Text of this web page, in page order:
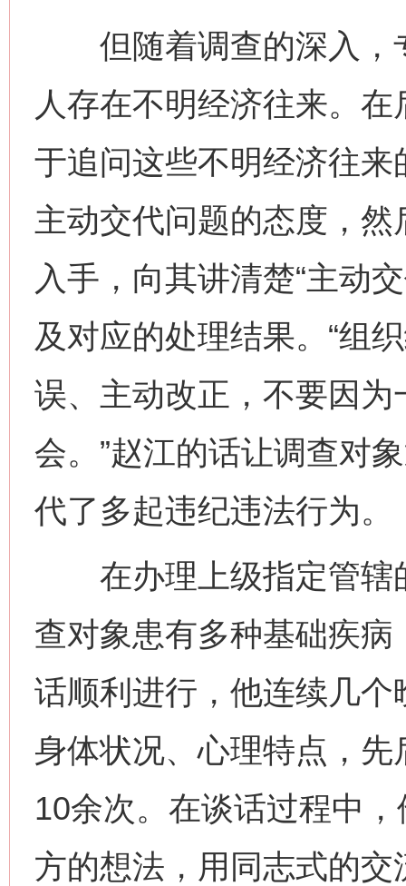
但随着调查的深入，
人存在不明经济往来。
于追问这些不明经济往
主动交代问题的态度，
入手，向其讲清楚“主动
及对应的处理结果。“组
误、主动改正，不要因
会。”赵江的话让调查对
代了多起违纪违法行为。
在办理上级指定管辖
查对象患有多种基础疾
话顺利进行，他连续几
身体状况、心理特点，
10余次。在谈话过程中
方的想法，用同志式的